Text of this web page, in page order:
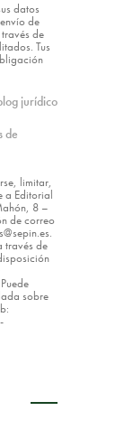
datos
de
de
Tus
jurídico
de
limitar,
a Editorial
8 –
de correo
través de
sobre